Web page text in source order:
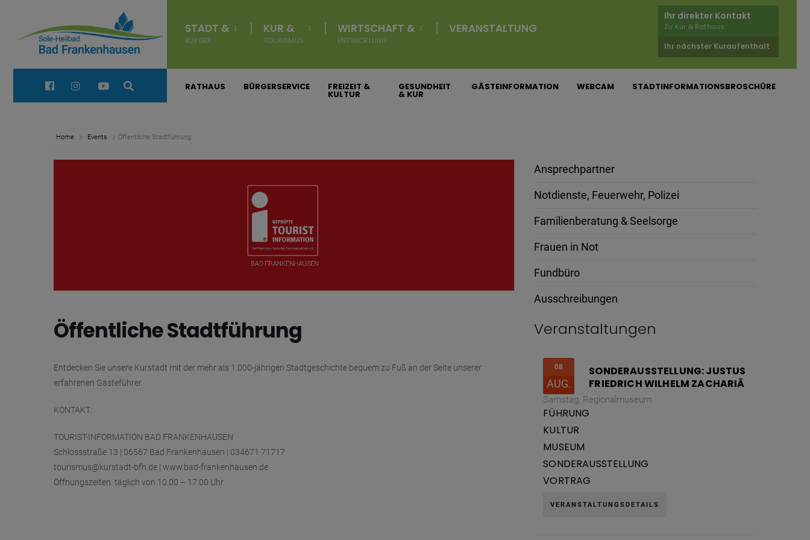
überspringen
STADT &
BÜRGER
KUR &
TOURISMUS
WIRTSCHAFT &
ENTWICKLUNG
VERANSTALTUNG
Ihr direkter Kontakt
Zu Kur & Rathaus
Ihr nächster Kuraufenthalt
Quick Links: RATHAUS BÜRGERSERVICE FREIZEIT &
KULTUR
GESUNDHEIT
& KUR
GÄSTEINFORMATION WEBCAM STADTINFORMATIONSBROSCHÜRE
Home Events Öffentliche Stadtführung
Öffentliche Stadtführung
Entdecken Sie unsere Kurstadt mit der mehr als 1.000-jährigen Stadtgeschichte bequem zu Fuß an der Seite unserer
erfahrenen Gästeführer.
KONTAKT:
TOURIST-INFORMATION BAD FRANKENHAUSEN
Schlossstraße 13 | 06567 Bad Frankenhausen | 034671 71717
tourismus@kurstadt-bfh.de | www.bad-frankenhausen.de
Öffnungszeiten: täglich von 10.00 – 17.00 Uhr
Ansprechpartner
Notdienste, Feuerwehr, Polizei
Familienberatung & Seelsorge
Frauen in Not
Fundbüro
Ausschreibungen
Veranstaltungen
08
AUG.
SONDERAUSSTELLUNG: JUSTUS
FRIEDRICH WILHELM ZACHARIÄ
Samstag, Regionalmuseum
FÜHRUNG
KULTUR
MUSEUM
SONDERAUSSTELLUNG
VORTRAG
VERANSTALTUNGSDETAILS